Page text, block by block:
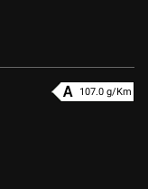
107.0 g/Km